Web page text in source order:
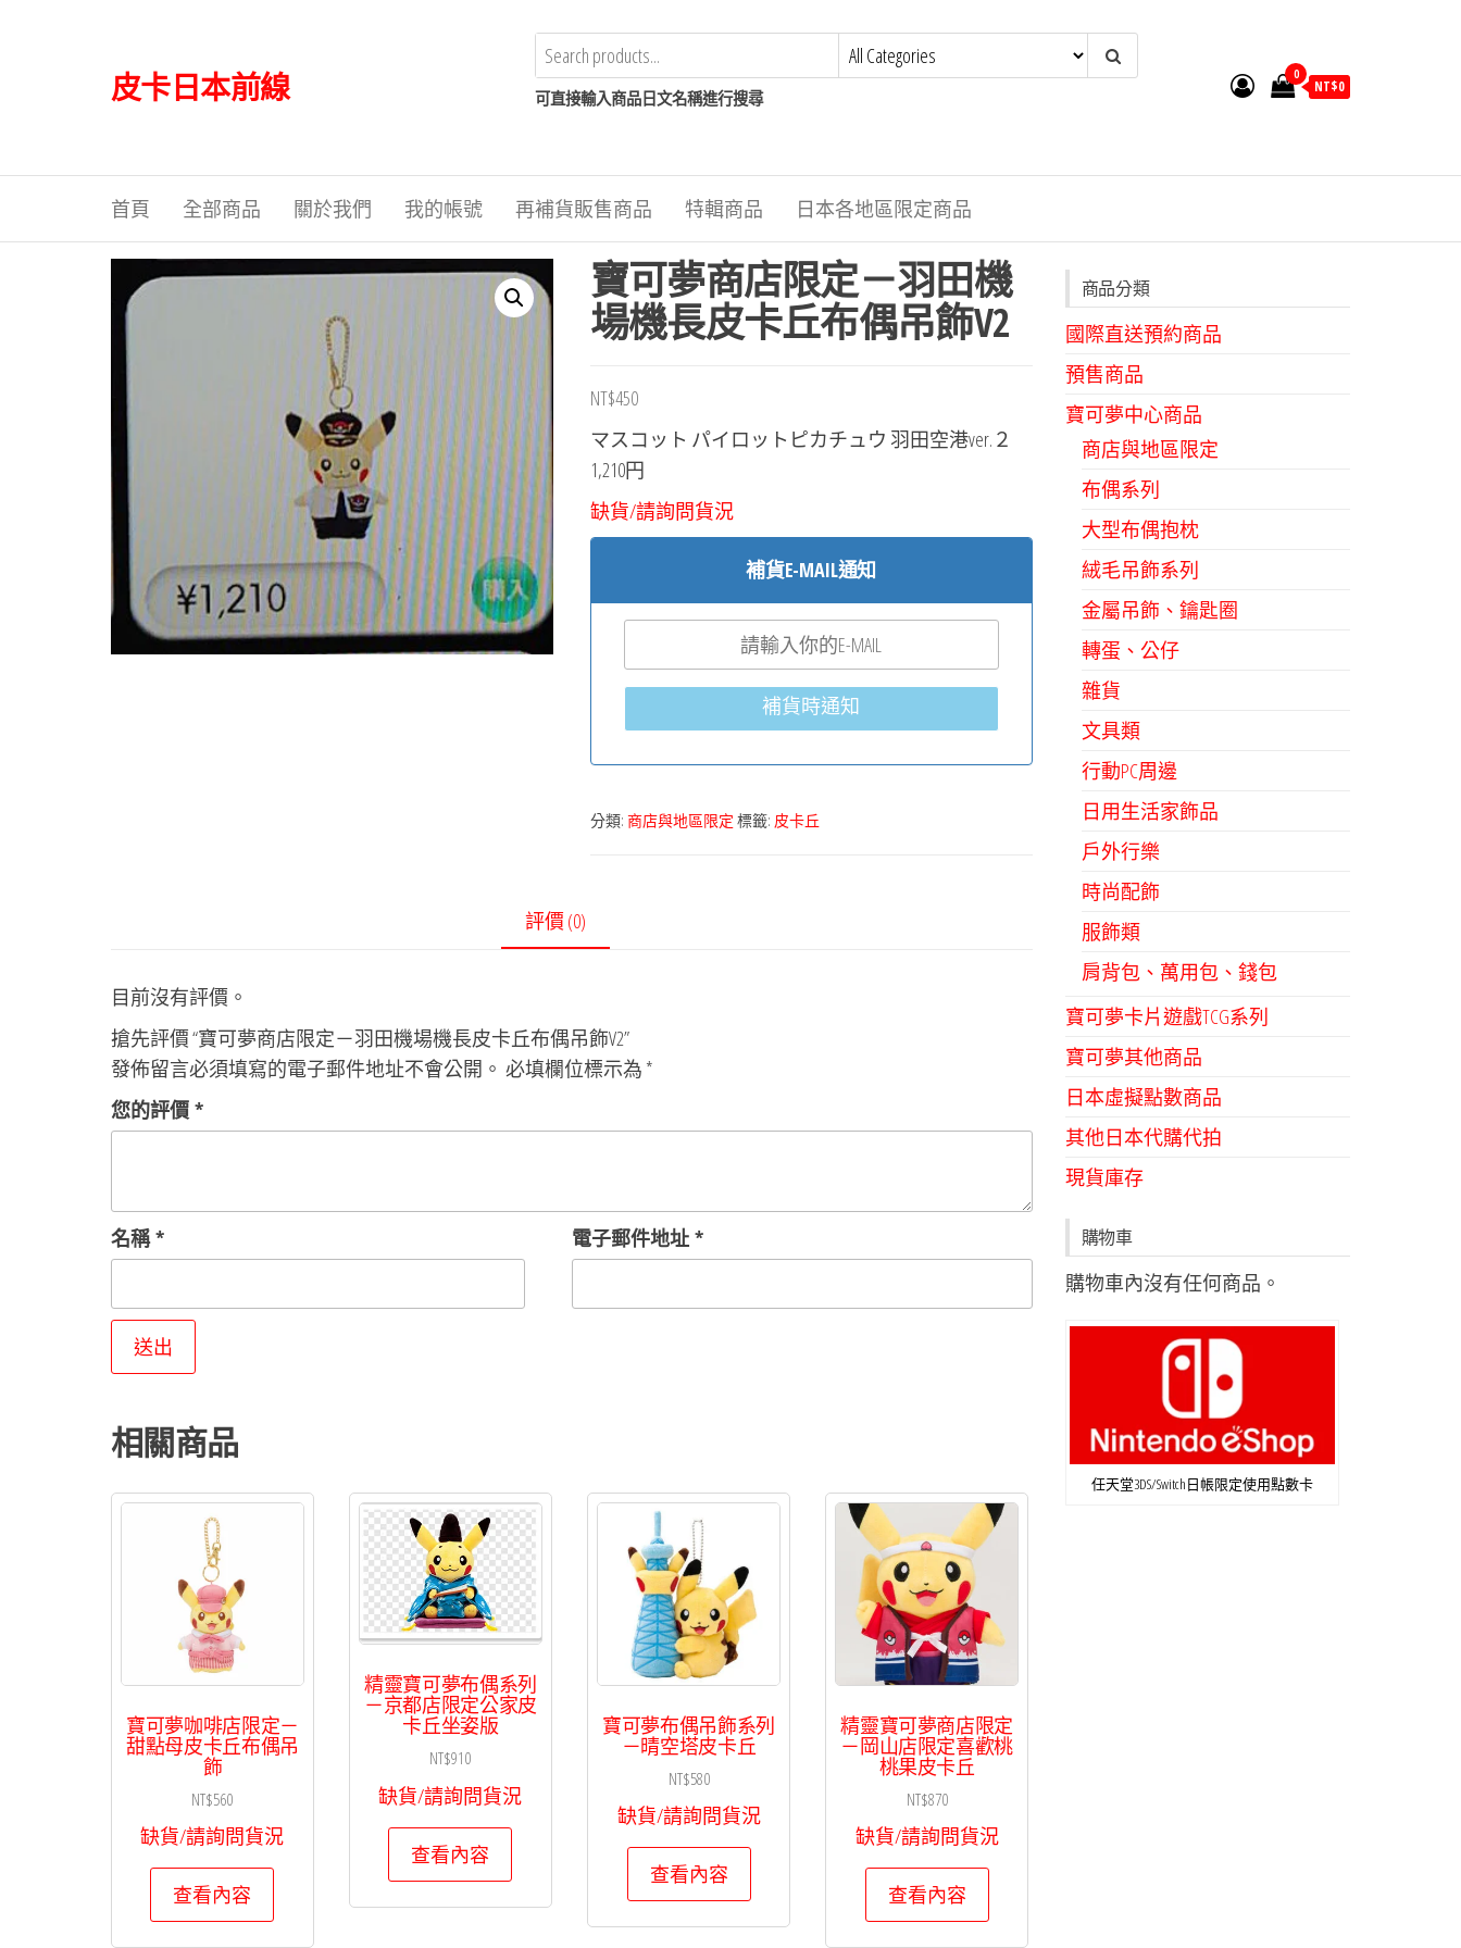
皮卡日本前線 可直接輸入商品日文名稱進行搜尋
0
NT$0
首頁 全部商品 關於我們 我的帳號 再補貨販售商品 特輯商品 日本各地區限定商品
寶可夢商店限定－羽田機
場機長皮卡丘布偶吊飾V2
NT$450
マスコット パイロットピカチュウ 羽田空港ver.２
1,210円
缺貨/請詢問貨況
補貨E-MAIL通知
補貨時通知
分類: 商店與地區限定 標籤: 皮卡丘
評價 (0)
目前沒有評價。
搶先評價 “寶可夢商店限定－羽田機場機長皮卡丘布偶吊飾V2”
發佈留言必須填寫的電子郵件地址不會公開。 必填欄位標示為 *
您的評價 *
名稱* 電子郵件地址 *
相關商品
寶可夢咖啡店限定－
甜點母皮卡丘布偶吊
飾
NT$560
缺貨/請詢問貨況
查看內容
精靈寶可夢布偶系列
－京都店限定公家皮
卡丘坐姿版
NT$910
缺貨/請詢問貨況
查看內容
寶可夢布偶吊飾系列
－晴空塔皮卡丘
NT$580
缺貨/請詢問貨況
查看內容
精靈寶可夢商店限定
－岡山店限定喜歡桃
桃果皮卡丘
NT$870
缺貨/請詢問貨況
查看內容
商品分類
國際直送預約商品
預售商品
寶可夢中心商品
商店與地區限定
布偶系列
大型布偶抱枕
絨毛吊飾系列
金屬吊飾、鑰匙圈
轉蛋、公仔
雜貨
文具類
行動PC周邊
日用生活家飾品
戶外行樂
時尚配飾
服飾類
肩背包、萬用包、錢包
寶可夢卡片遊戲TCG系列
寶可夢其他商品
日本虛擬點數商品
其他日本代購代拍
現貨庫存
購物車
購物車內沒有任何商品。
任天堂3DS/Switch日帳限定使用點數卡